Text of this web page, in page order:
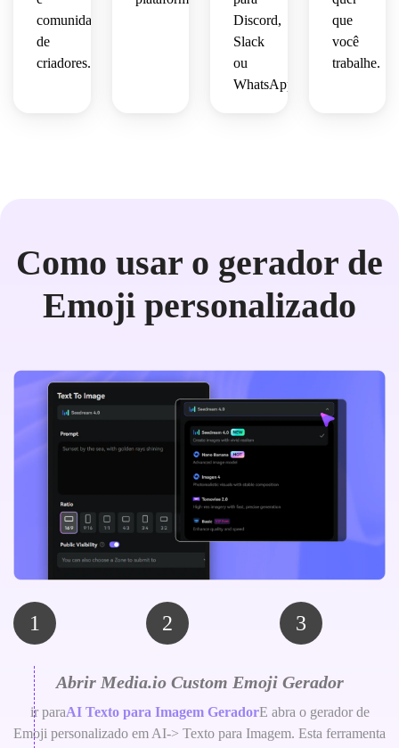
comunidades
de
criadores.
Discord,
Slack
ou
WhatsApp.
que
você
trabalhe.
Como usar o gerador de
Emoji personalizado
1 2 3
Abrir Media.io Custom Emoji Gerador
ir paraAI Texto para Imagem GeradorE abra o gerador de
Emoji personalizado em AI-> Texto para Imagem. Esta ferramenta